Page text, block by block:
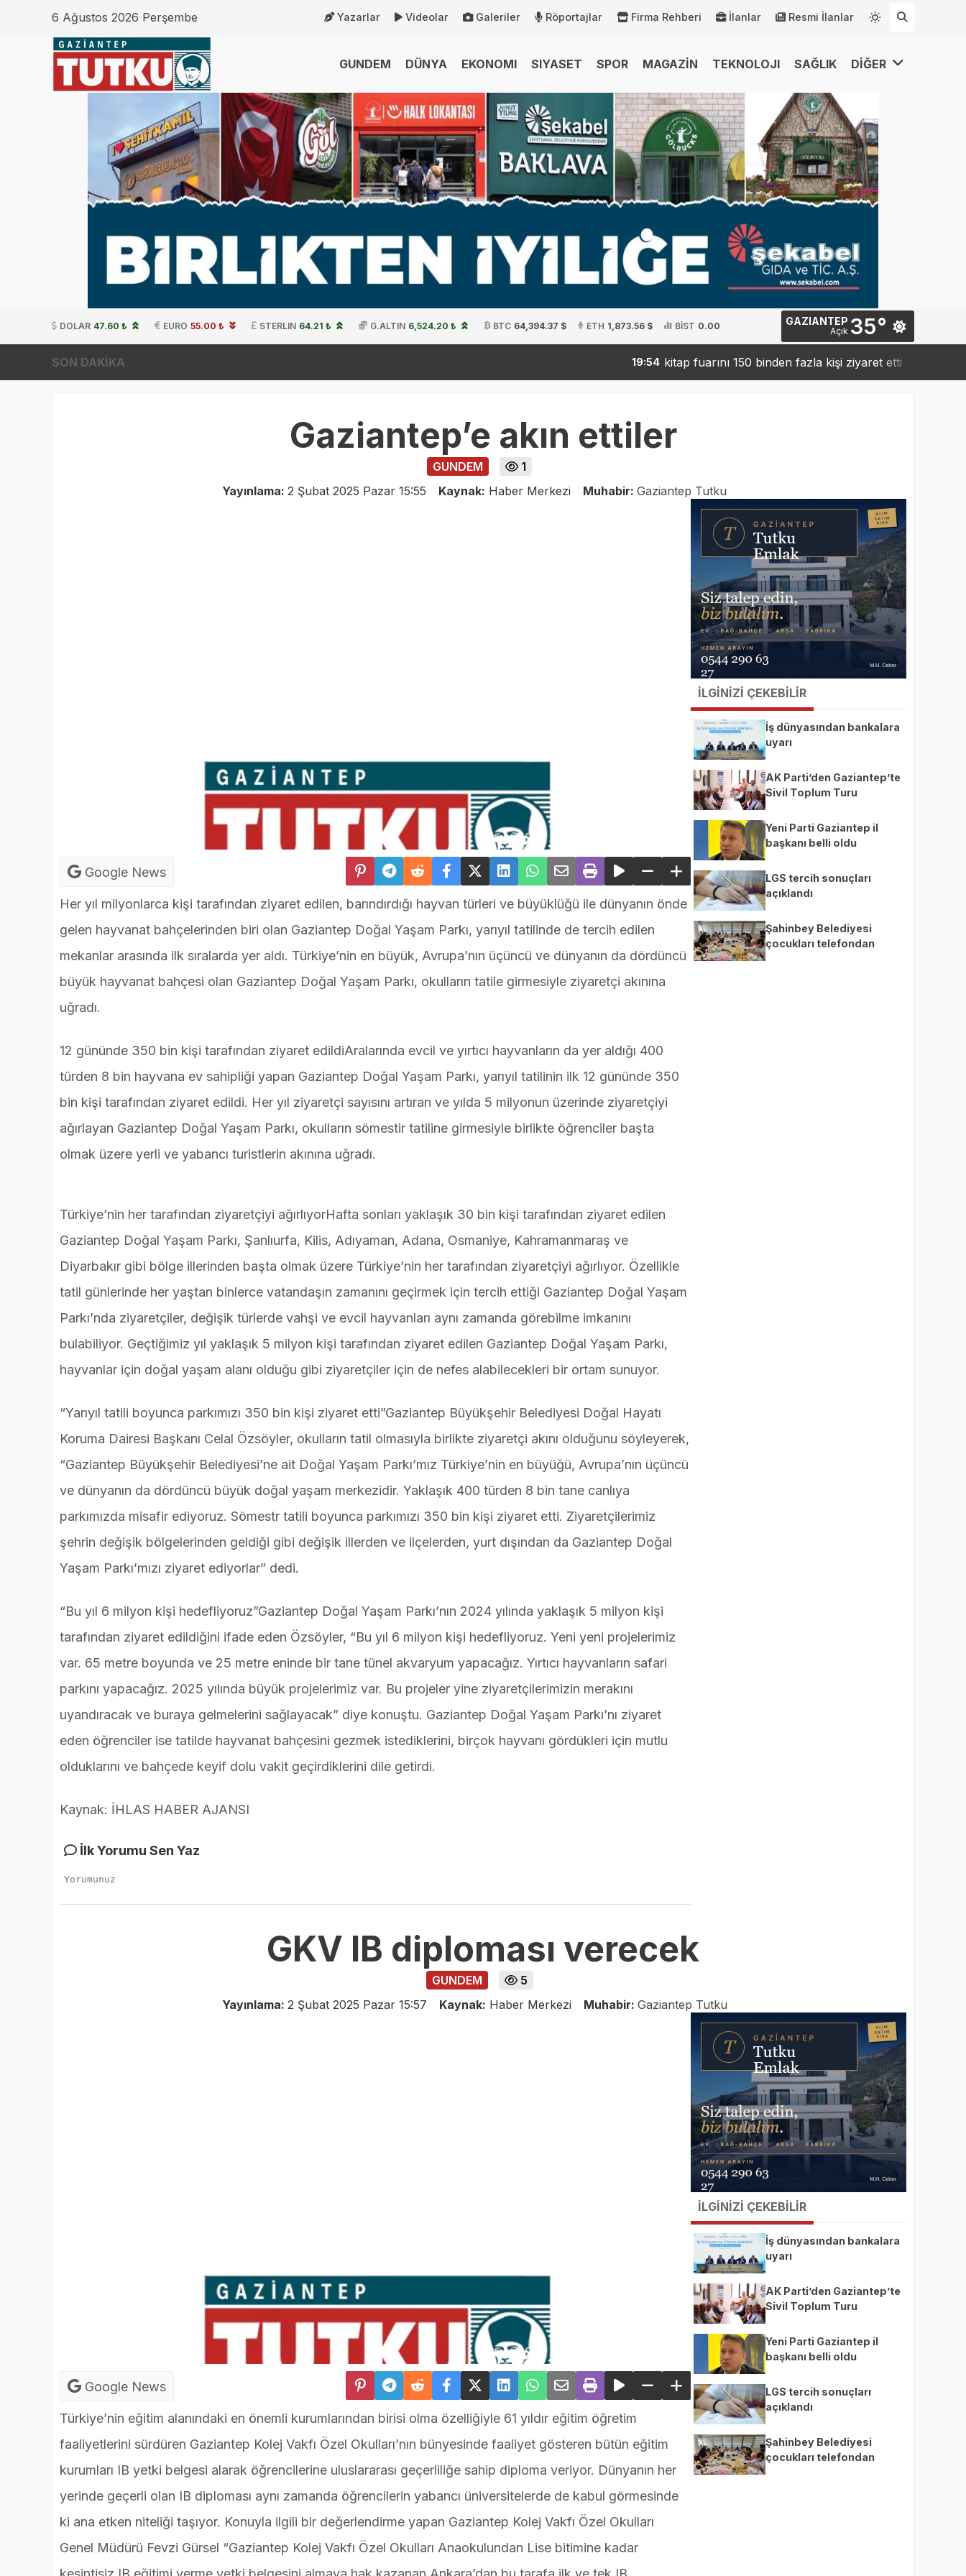
6 Ağustos 2026 Perşembe Yazarlar Videolar Galeriler Röportajlar Firma Rehberi İlanlar Resmi İlanlar
GUNDEM DÜNYA EKONOMI SIYASET SPOR MAGAZİN TEKNOLOJI SAĞLIK DİĞER
DOLAR 47.60 ₺ EURO 55.00 ₺ STERLIN 64.21 ₺ G.ALTIN 6,524.20 ₺ BTC 64,394.37 $ ETH 1,873.56 $ BİST 0.00 GAZIANTEP
Açık 35°
SON DAKİKA kitap fuarını 150 binden fazla kişi ziyaret etti 19:42
Gaziantep’e akın ettiler
GUNDEM
1
Yayınlama: 2 Şubat 2025 Pazar 15:55 Kaynak: Haber Merkezi Muhabir: Gaziantep Tutku
Google News
Her yıl milyonlarca kişi tarafından ziyaret edilen, barındırdığı hayvan türleri ve büyüklüğü ile dünyanın önde
gelen hayvanat bahçelerinden biri olan Gaziantep Doğal Yaşam Parkı, yarıyıl tatilinde de tercih edilen
mekanlar arasında ilk sıralarda yer aldı. Türkiye’nin en büyük, Avrupa’nın üçüncü ve dünyanın da dördüncü
büyük hayvanat bahçesi olan Gaziantep Doğal Yaşam Parkı, okulların tatile girmesiyle ziyaretçi akınına
uğradı.
12 gününde 350 bin kişi tarafından ziyaret edildiAralarında evcil ve yırtıcı hayvanların da yer aldığı 400
türden 8 bin hayvana ev sahipliği yapan Gaziantep Doğal Yaşam Parkı, yarıyıl tatilinin ilk 12 gününde 350
bin kişi tarafından ziyaret edildi. Her yıl ziyaretçi sayısını artıran ve yılda 5 milyonun üzerinde ziyaretçiyi
ağırlayan Gaziantep Doğal Yaşam Parkı, okulların sömestir tatiline girmesiyle birlikte öğrenciler başta
olmak üzere yerli ve yabancı turistlerin akınına uğradı.
Türkiye’nin her tarafından ziyaretçiyi ağırlıyorHafta sonları yaklaşık 30 bin kişi tarafından ziyaret edilen
Gaziantep Doğal Yaşam Parkı, Şanlıurfa, Kilis, Adıyaman, Adana, Osmaniye, Kahramanmaraş ve
Diyarbakır gibi bölge illerinden başta olmak üzere Türkiye’nin her tarafından ziyaretçiyi ağırlıyor. Özellikle
tatil günlerinde her yaştan binlerce vatandaşın zamanını geçirmek için tercih ettiği Gaziantep Doğal Yaşam
Parkı’nda ziyaretçiler, değişik türlerde vahşi ve evcil hayvanları aynı zamanda görebilme imkanını
bulabiliyor. Geçtiğimiz yıl yaklaşık 5 milyon kişi tarafından ziyaret edilen Gaziantep Doğal Yaşam Parkı,
hayvanlar için doğal yaşam alanı olduğu gibi ziyaretçiler için de nefes alabilecekleri bir ortam sunuyor.
“Yarıyıl tatili boyunca parkımızı 350 bin kişi ziyaret etti”Gaziantep Büyükşehir Belediyesi Doğal Hayatı
Koruma Dairesi Başkanı Celal Özsöyler, okulların tatil olmasıyla birlikte ziyaretçi akını olduğunu söyleyerek,
“Gaziantep Büyükşehir Belediyesi’ne ait Doğal Yaşam Parkı’mız Türkiye’nin en büyüğü, Avrupa’nın üçüncü
ve dünyanın da dördüncü büyük doğal yaşam merkezidir. Yaklaşık 400 türden 8 bin tane canlıya
parkımızda misafir ediyoruz. Sömestr tatili boyunca parkımızı 350 bin kişi ziyaret etti. Ziyaretçilerimiz
şehrin değişik bölgelerinden geldiği gibi değişik illerden ve ilçelerden, yurt dışından da Gaziantep Doğal
Yaşam Parkı’mızı ziyaret ediyorlar” dedi.
“Bu yıl 6 milyon kişi hedefliyoruz”Gaziantep Doğal Yaşam Parkı’nın 2024 yılında yaklaşık 5 milyon kişi
tarafından ziyaret edildiğini ifade eden Özsöyler, “Bu yıl 6 milyon kişi hedefliyoruz. Yeni yeni projelerimiz
var. 65 metre boyunda ve 25 metre eninde bir tane tünel akvaryum yapacağız. Yırtıcı hayvanların safari
parkını yapacağız. 2025 yılında büyük projelerimiz var. Bu projeler yine ziyaretçilerimizin merakını
uyandıracak ve buraya gelmelerini sağlayacak” diye konuştu. Gaziantep Doğal Yaşam Parkı’nı ziyaret
eden öğrenciler ise tatilde hayvanat bahçesini gezmek istediklerini, birçok hayvanı gördükleri için mutlu
olduklarını ve bahçede keyif dolu vakit geçirdiklerini dile getirdi.
Kaynak: İHLAS HABER AJANSI
İlk Yorumu Sen Yaz
İLGİNİZİ ÇEKEBİLİR
İş dünyasından bankalara
uyarı
AK Parti’den Gaziantep’te
Sivil Toplum Turu
Yeni Parti Gaziantep il
başkanı belli oldu
LGS tercih sonuçları
açıklandı
Şahinbey Belediyesi
çocukları telefondan
GKV IB diploması verecek
GUNDEM
5
Yayınlama: 2 Şubat 2025 Pazar 15:57 Kaynak: Haber Merkezi Muhabir: Gaziantep Tutku
Google News
Türkiye’nin eğitim alanındaki en önemli kurumlarından birisi olma özelliğiyle 61 yıldır eğitim öğretim
faaliyetlerini sürdüren Gaziantep Kolej Vakfı Özel Okulları’nın bünyesinde faaliyet gösteren bütün eğitim
kurumları IB yetki belgesi alarak öğrencilerine uluslararası geçerliliğe sahip diploma veriyor. Dünyanın her
yerinde geçerli olan IB diploması aynı zamanda öğrencilerin yabancı üniversitelerde de kabul görmesinde
ki ana etken niteliği taşıyor. Konuyla ilgili bir değerlendirme yapan Gaziantep Kolej Vakfı Özel Okulları
Genel Müdürü Fevzi Gürsel “Gaziantep Kolej Vakfı Özel Okulları Anaokulundan Lise bitimine kadar
İLGİNİZİ ÇEKEBİLİR
İş dünyasından bankalara
uyarı
AK Parti’den Gaziantep’te
Sivil Toplum Turu
Yeni Parti Gaziantep il
başkanı belli oldu
LGS tercih sonuçları
açıklandı
Şahinbey Belediyesi
çocukları telefondan